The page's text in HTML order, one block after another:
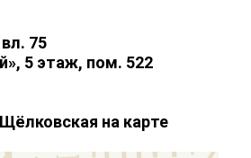
75
5 этаж, пом. 522
на карте